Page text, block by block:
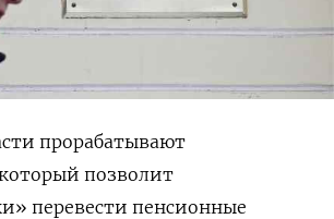
прорабатывают
позволит
перевести пенсионные